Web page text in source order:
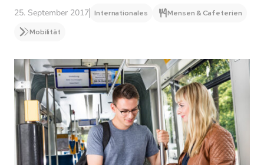
25. September 2017 Internationales
Mensen & Cafeterien
Mobilität